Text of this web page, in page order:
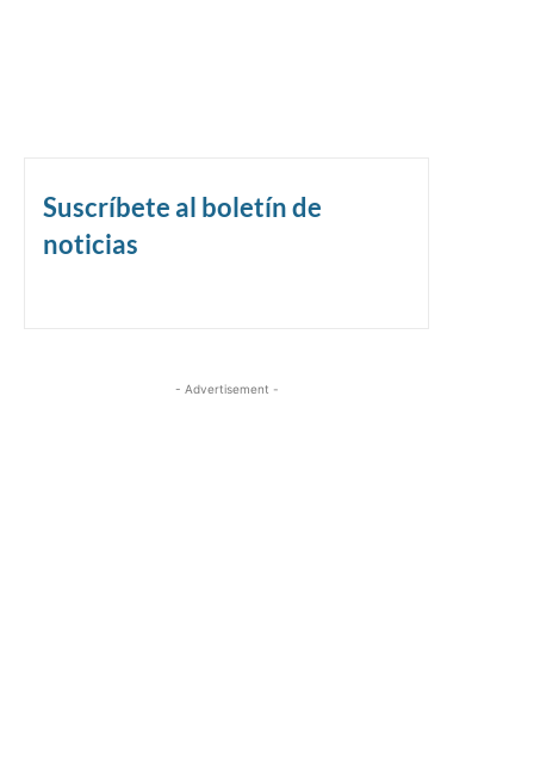
Suscríbete al boletín de
noticias
- Advertisement -